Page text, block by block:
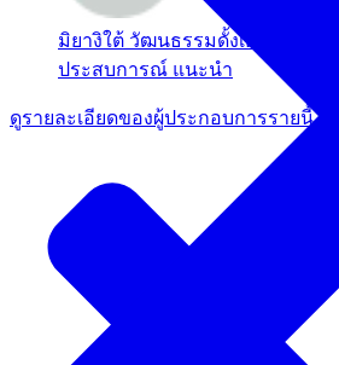
มิยางิใต้ วัฒนธรรมดั้งเดิม / กิจกรร
ประสบการณ์ แนะนำ
ดูรายละเอียดของผู้ประกอบการรายนี้